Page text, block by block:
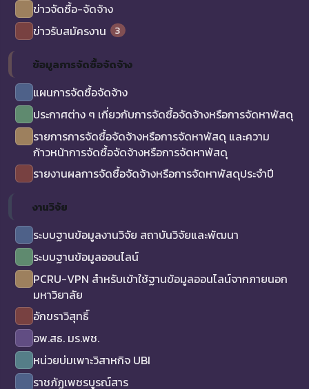
ข่าวจัดซื้อ-จัดจ้าง
ข่าวรับสมัครงาน
3
ข้อมูลการจัดซื้อจัดจ้าง
แผนการจัดซื้อจัดจ้าง
ประกาศต่าง ๆ เกี่ยวกับการจัดซื้อจัดจ้างหรือการจัดหาพัสดุ
รายการการจัดซื้อจัดจ้างหรือการจัดหาพัสดุ และความ
ก้าวหน้าการจัดซื้อจัดจ้างหรือการจัดหาพัสดุ
รายงานผลการจัดซื้อจัดจ้างหรือการจัดหาพัสดุประจำปี
งานวิจัย
ระบบฐานข้อมูลงานวิจัย สถาบันวิจัยและพัฒนา
ระบบฐานข้อมูลออนไลน์
PCRU-VPN สำหรับเข้าใช้ฐานข้อมูลออนไลน์จากภายนอก
มหาวิยาลัย
อักขราวิสุทธิ์
อพ.สธ. มร.พช.
หน่วยบ่มเพาะวิสาหกิจ UBI
ราชภัฏเพชรบูรณ์สาร